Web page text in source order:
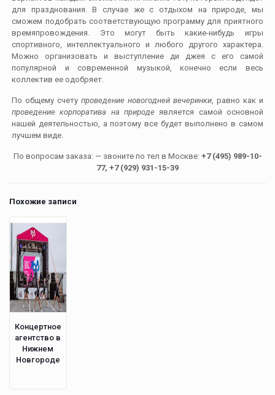
для празднования. В случае же с отдыхом на природе, мы
сможем подобрать соответствующую программу для приятного
времяпровождения. Это могут быть какие-нибудь игры
спортивного, интеллектуального и любого другого характера.
Можно организовать и выступление ди джея с его самой
популярной и современной музыкой, конечно если весь
коллектив ее одобряет.
По общему счетупроведение новогодней вечеринки, равно как и
проведение корпоратива на природе является самой основной
нашей деятельностью, а поэтому все будет выполнено в самом
лучшем виде.
По вопросам заказа: — звоните по тел в Москве: +7 (495) 989-10-
77, +7 (929) 931-15-39
Похожие записи
Концертное
агентство в
Нижнем
Новгороде